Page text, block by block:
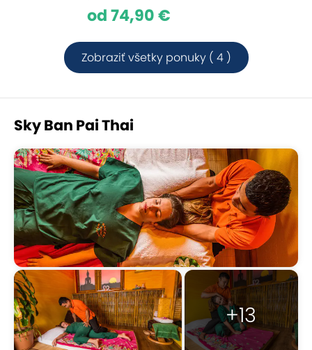
od 74,90 €
Zobraziť všetky ponuky ( 4 )
Sky Ban Pai Thai
+13